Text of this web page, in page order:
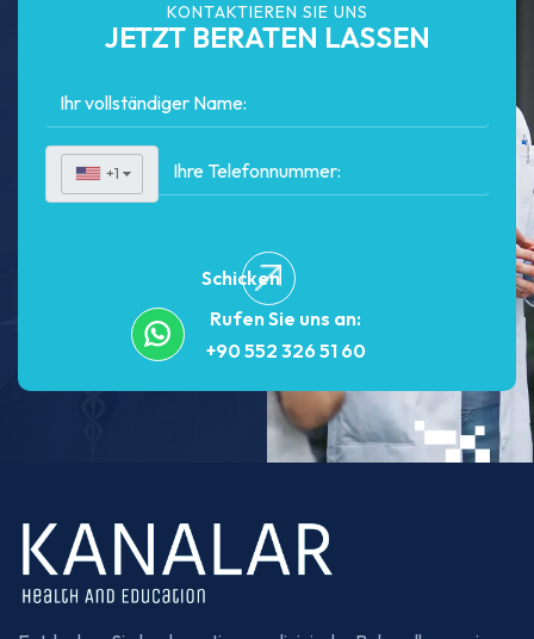
KONTAKTIEREN SIE UNS
JETZT BERATEN LASSEN
+1 ▼
Schicken
Rufen Sie uns an:
+90 552 326 51 60